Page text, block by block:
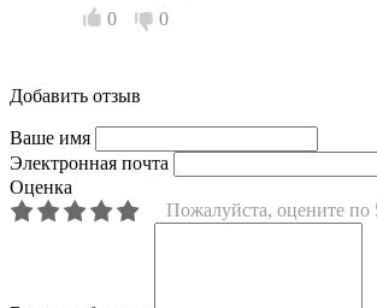
0 0
Добавить отзыв
Ваше имя
Электронная почта
Оценка
Пожалуйста, оцените по